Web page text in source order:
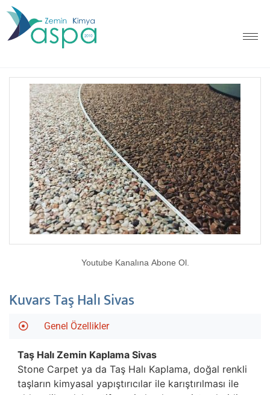
Youtube Kanalına Abone Ol.
Kuvars Taş Halı Sivas
Genel Özellikler
Taş Halı Zemin Kaplama Sivas
Stone Carpet ya da Taş Halı Kaplama, doğal renkli
taşların kimyasal yapıştırıcılar ile karıştırılması ile